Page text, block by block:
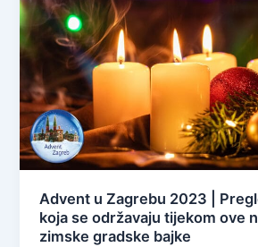
Advent u Zagrebu 2023 |
koja se održavaju tijekom ove
zimske gradske bajke